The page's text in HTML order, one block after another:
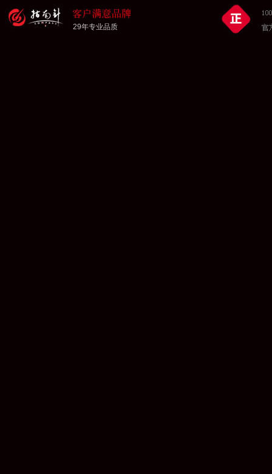
29年专业品质